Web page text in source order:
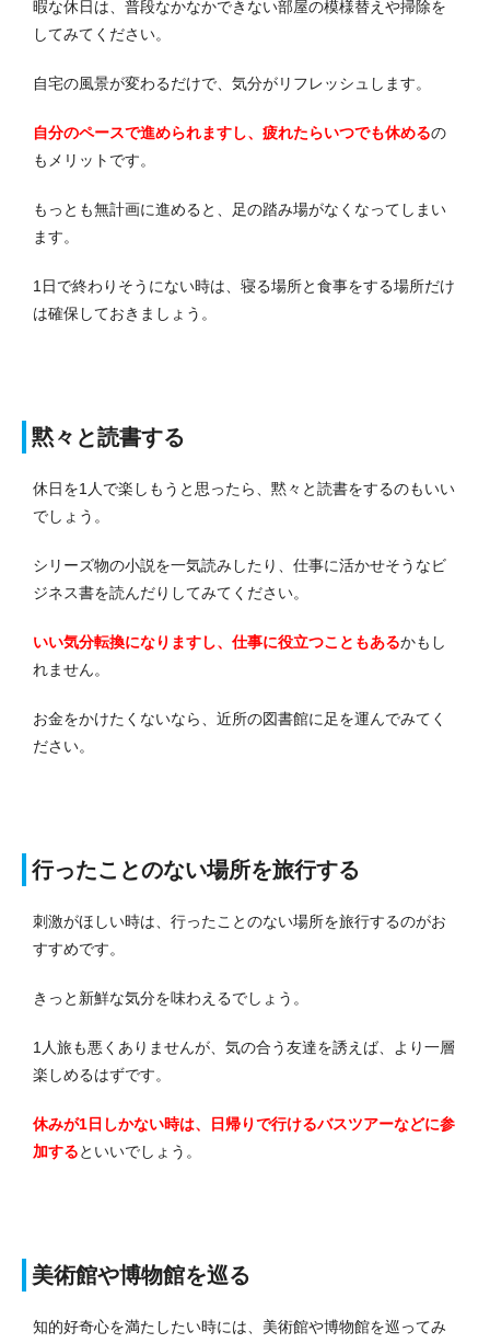
暇な休日は、普段なかなかできない部屋の模様替えや掃除を
してみてください。
自宅の風景が変わるだけで、気分がリフレッシュします。
自分のペースで進められますし、疲れたらいつでも休めるの
もメリットです。
もっとも無計画に進めると、足の踏み場がなくなってしまい
ます。
1日で終わりそうにない時は、寝る場所と食事をする場所だけ
は確保しておきましょう。
黙々と読書する
休日を1人で楽しもうと思ったら、黙々と読書をするのもいい
でしょう。
シリーズ物の小説を一気読みしたり、仕事に活かせそうなビ
ジネス書を読んだりしてみてください。
いい気分転換になりますし、仕事に役立つこともあるかもし
れません。
お金をかけたくないなら、近所の図書館に足を運んでみてく
ださい。
行ったことのない場所を旅行する
刺激がほしい時は、行ったことのない場所を旅行するのがお
すすめです。
きっと新鮮な気分を味わえるでしょう。
1人旅も悪くありませんが、気の合う友達を誘えば、より一層
楽しめるはずです。
休みが1日しかない時は、日帰りで行けるバスツアーなどに参
加するといいでしょう。
美術館や博物館を巡る
知的好奇心を満たしたい時には、美術館や博物館を巡ってみ